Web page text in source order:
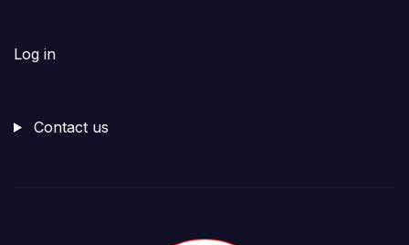
Log in
Contact us